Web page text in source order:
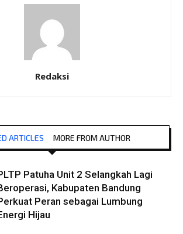
Redaksi
ARTICLES MORE FROM AUTHOR
Patuha Unit 2 Selangkah Lagi
Kabupaten Bandung
Peran sebagai Lumbung
Hijau